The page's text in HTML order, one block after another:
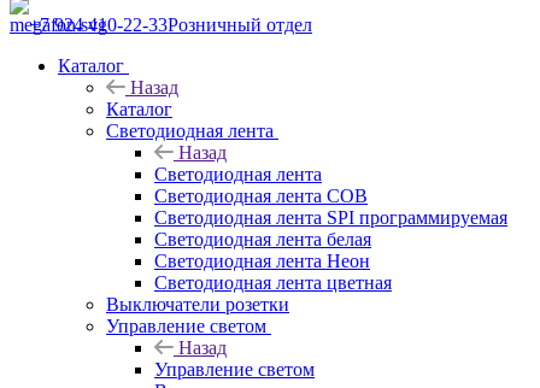
+7 924 410-22-33Розничный отдел
Каталог
Назад
Каталог
Светодиодная лента
Назад
Светодиодная лента
Светодиодная лента COB
Светодиодная лента SPI программируемая
Светодиодная лента белая
Светодиодная лента Неон
Светодиодная лента цветная
Выключатели розетки
Управление светом
Назад
Управление светом